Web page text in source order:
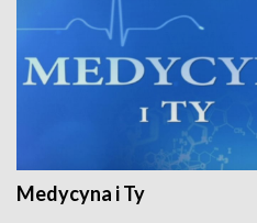
Medycyna i Ty